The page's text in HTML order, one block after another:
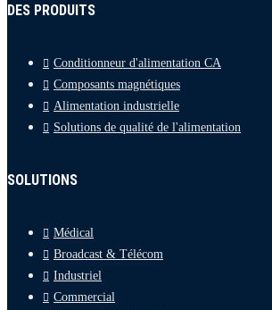
DES PRODUITS
Conditionneur d'alimentation CA
Composants magnétiques
Alimentation industrielle
Solutions de qualité de l'alimentation
SOLUTIONS
Médical
Broadcast & Télécom
Industriel
Commercial